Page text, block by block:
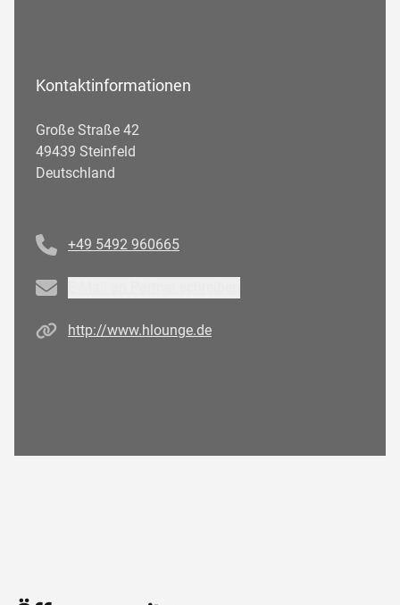
Kontaktinformationen
Große Straße 42
49439 Steinfeld
Deutschland
+49 5492 960665
Email
Homepagehttp://www.hlounge.de